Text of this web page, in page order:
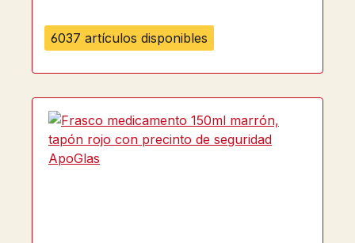
6037 artículos disponibles